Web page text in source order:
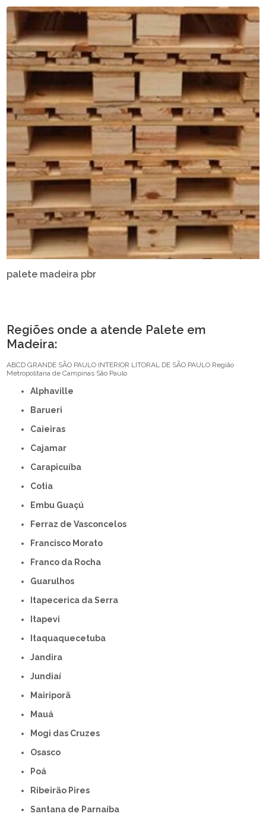
palete madeira pbr
Regiões onde a atende Palete em
Madeira:
ABCD GRANDE SÃO PAULO INTERIOR LITORAL DE SÃO PAULO Região
Metropolitana de Campinas São Paulo
Alphaville
Barueri
Caieiras
Cajamar
Carapicuíba
Cotia
Embu Guaçú
Ferraz de Vasconcelos
Francisco Morato
Franco da Rocha
Guarulhos
Itapecerica da Serra
Itapevi
Itaquaquecetuba
Jandira
Jundiaí
Mairiporã
Mauá
Mogi das Cruzes
Osasco
Poá
Ribeirão Pires
Santana de Parnaíba